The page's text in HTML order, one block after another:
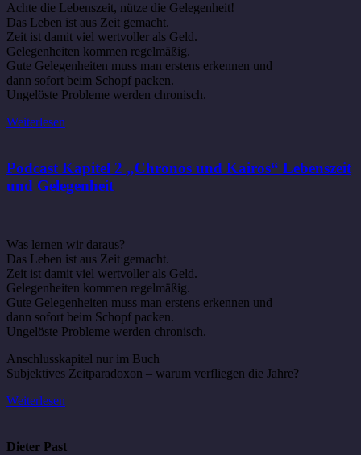
Achte die Lebenszeit, nütze die Gelegenheit!
Das Leben ist aus Zeit gemacht.
Zeit ist damit viel wertvoller als Geld.
Gelegenheiten kommen regelmäßig.
Gute Gelegenheiten muss man erstens erkennen und
dann sofort beim Schopf packen.
Ungelöste Probleme werden chronisch.
Weiterlesen
Podcast Kapitel 2 „Chronos und Kairos“ Lebenszeit
und Gelegenheit
Was lernen wir daraus?
Das Leben ist aus Zeit gemacht.
Zeit ist damit viel wertvoller als Geld.
Gelegenheiten kommen regelmäßig.
Gute Gelegenheiten muss man erstens erkennen und
dann sofort beim Schopf packen.
Ungelöste Probleme werden chronisch.
Anschlusskapitel nur im Buch
Subjektives Zeitparadoxon – warum verfliegen die Jahre?
Weiterlesen
Dieter Past